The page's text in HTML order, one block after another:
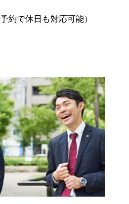
約で休日も対応可能）